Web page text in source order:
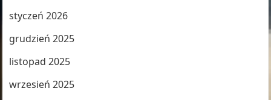
styczeń 2026
grudzień 2025
listopad 2025
wrzesień 2025